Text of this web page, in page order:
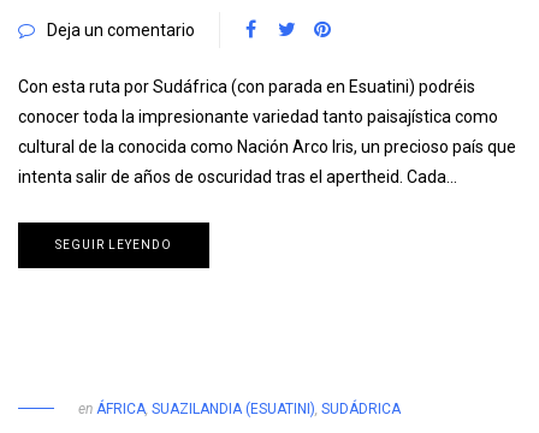
Deja un comentario
Con esta ruta por Sudáfrica (con parada en Esuatini) podréis
conocer toda la impresionante variedad tanto paisajística como
cultural de la conocida como Nación Arco Iris, un precioso país que
intenta salir de años de oscuridad tras el apertheid. Cada…
SEGUIR LEYENDO
en ÁFRICA, SUAZILANDIA (ESUATINI), SUDÁDRICA